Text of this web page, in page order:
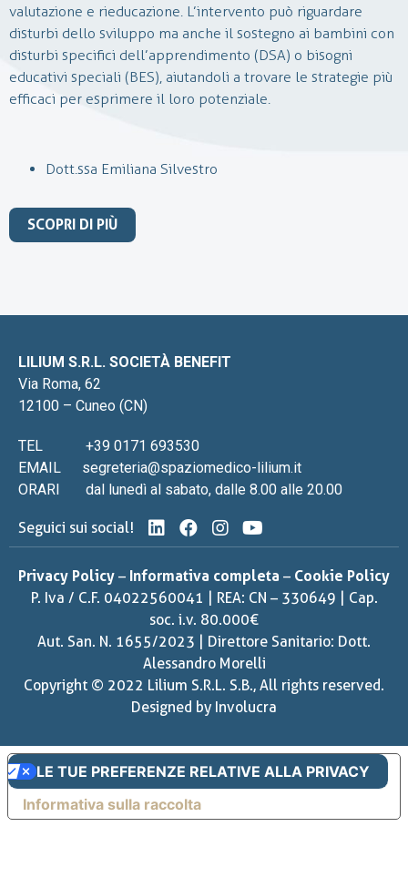
valutazione e rieducazione. L’intervento può riguardare
disturbi dello sviluppo ma anche il sostegno ai bambini con
disturbi specifici dell’apprendimento (DSA) o bisogni
educativi speciali (BES), aiutandoli a trovare le strategie più
efficaci per esprimere il loro potenziale.
Dott.ssa Emiliana Silvestro
SCOPRI DI PIÙ
LILIUM S.R.L. SOCIETÀ BENEFIT
Via Roma, 62
12100 – Cuneo (CN)
TEL
+39 0171 693530
EMAIL
segreteria@spaziomedico-lilium.it
ORARI
dal lunedì al sabato, dalle 8.00 alle 20.00
Seguici sui social!
Privacy Policy – Informativa completa – Cookie Policy
P. Iva / C.F. 04022560041 | REA: CN – 330649 | Cap.
soc. i.v. 80.000€
Aut. San. N. 1655/2023 | Direttore Sanitario: Dott.
Alessandro Morelli
Copyright © 2022 Lilium S.R.L. S.B., All rights reserved.
Designed by Involucra
Informativa sulla raccolta
LE TUE PREFERENZE RELATIVE ALLA PRIVACY